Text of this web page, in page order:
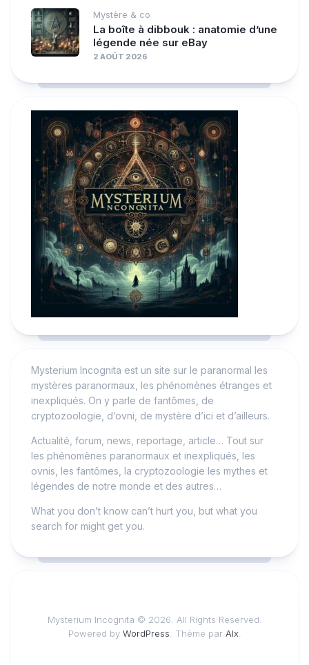
Mystère & co
La boîte à dibbouk : anatomie d’une
légende née sur eBay
2 AOÛT 2026
Mysterium Incognita est un site sur le paranormal les
mystères paranormaux, les phénomènes étranges et
inexpliqués. On y parle de fantômes, de
cryptozoologie, d’ovni, de mystère d’ici et d’ailleurs.
Actualité, forum, news, reportage, article… Tout sur
les phénomènes paranormaux et inexpliqués, les
ovnis, les fantômes, la cryptozoologie les mythes et
légendes de notre monde et des autres…
What you don’t know can’t hurt you, but what you
search for might get you.
Mysterium Incognita © 2026. All Rights Reserved.
Powered by WordPress . Thème par Alx